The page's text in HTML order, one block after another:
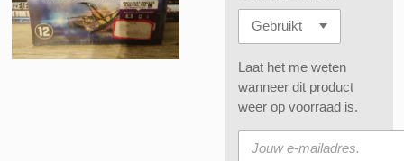
Laat het me weten
wanneer dit product
weer op voorraad is.